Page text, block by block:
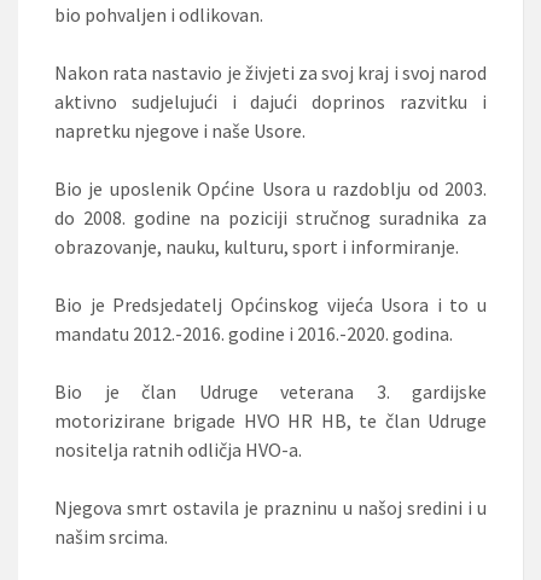
bio pohvaljen i odlikovan.
Nakon rata nastavio je živjeti za svoj kraj i svoj narod
aktivno sudjelujući i dajući doprinos razvitku i
napretku njegove i naše Usore.
Bio je uposlenik Općine Usora u razdoblju od 2003.
do 2008. godine na poziciji stručnog suradnika za
obrazovanje, nauku, kulturu, sport i informiranje.
Bio je Predsjedatelj Općinskog vijeća Usora i to u
mandatu 2012.-2016. godine i 2016.-2020. godina.
Bio je član Udruge veterana 3. gardijske
motorizirane brigade HVO HR HB, te član Udruge
nositelja ratnih odličja HVO-a.
Njegova smrt ostavila je prazninu u našoj sredini i u
našim srcima.